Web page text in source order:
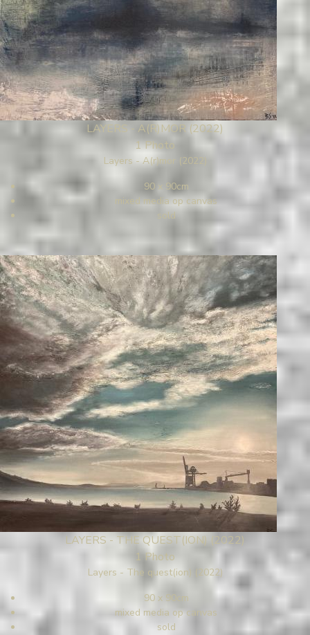
LAYERS - A(R)MOR (2022)
1 Photo
Layers - A(r)mor (2022)
90 x 90cm
mixed media op canvas
sold
LAYERS - THE QUEST(ION) (2022)
1 Photo
Layers - The quest(ion) (2022)
90 x 90cm
mixed media op canvas
sold